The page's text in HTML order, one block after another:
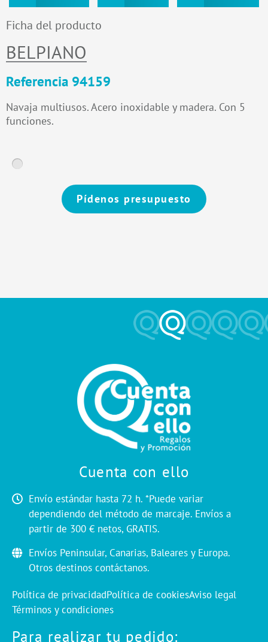
Ficha del producto
BELPIANO
Referencia 94159
Navaja multiusos. Acero inoxidable y madera. Con 5
funciones.
Pídenos presupuesto
Cuenta con ello
Envío estándar hasta 72 h. *Puede variar
dependiendo del método de marcaje. Envíos a
partir de 300 € netos, GRATIS.
Envíos Peninsular, Canarias, Baleares y Europa.
Otros destinos contáctanos.
Política de privacidadPolítica de cookiesAviso legal
Términos y condiciones
Para realizar tu pedido: